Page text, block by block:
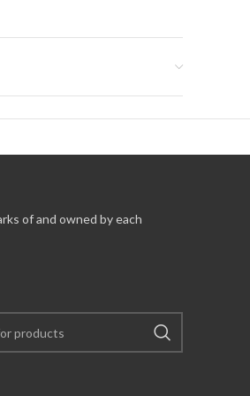
of and owned by each